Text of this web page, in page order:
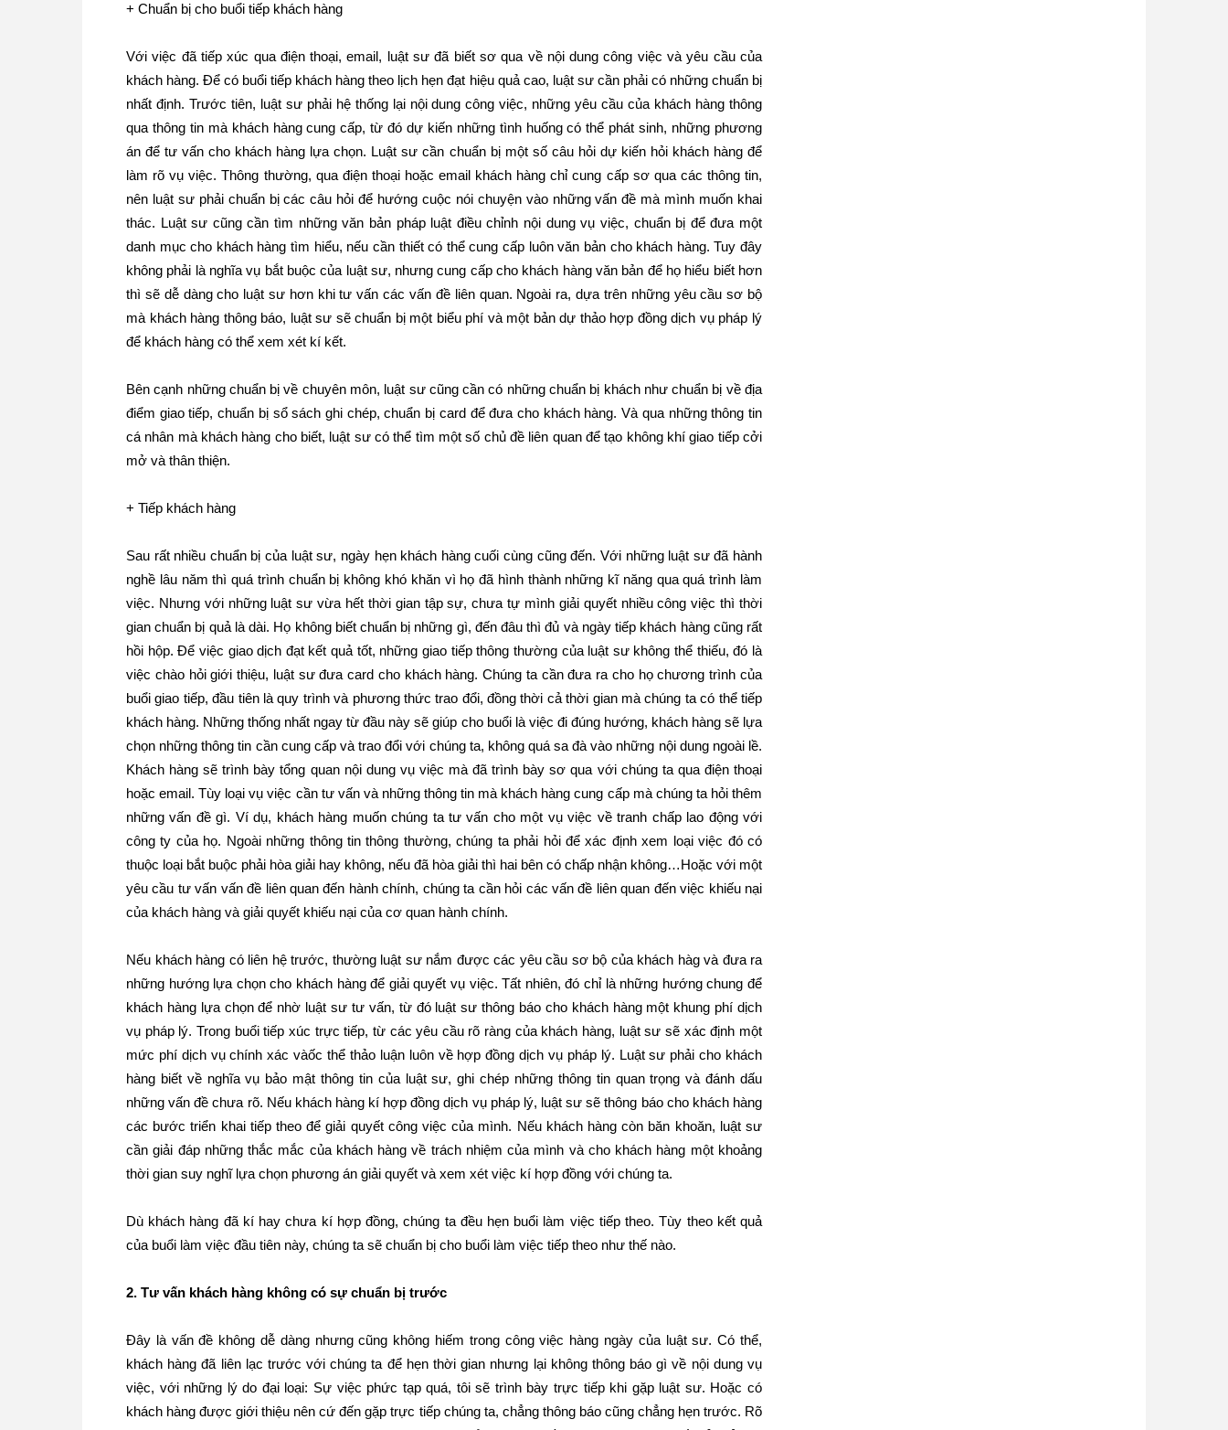
+ Chuẩn bị cho buổi tiếp khách hàng
Với việc đã tiếp xúc qua điện thoại, email, luật sư đã biết sơ qua về nội dung công việc và yêu cầu của
khách hàng. Để có buổi tiếp khách hàng theo lịch hẹn đạt hiệu quả cao, luật sư cần phải có những chuẩn bị
nhất định. Trước tiên, luật sư phải hệ thống lại nội dung công việc, những yêu cầu của khách hàng thông
qua thông tin mà khách hàng cung cấp, từ đó dự kiến những tình huống có thể phát sinh, những phương
án để tư vấn cho khách hàng lựa chọn. Luật sư cần chuẩn bị một số câu hỏi dự kiến hỏi khách hàng để
làm rõ vụ việc. Thông thường, qua điện thoại hoặc email khách hàng chỉ cung cấp sơ qua các thông tin,
nên luật sư phải chuẩn bị các câu hỏi để hướng cuộc nói chuyện vào những vấn đề mà mình muốn khai
thác. Luật sư cũng cần tìm những văn bản pháp luật điều chỉnh nội dung vụ việc, chuẩn bị để đưa một
danh mục cho khách hàng tìm hiểu, nếu cần thiết có thể cung cấp luôn văn bản cho khách hàng. Tuy đây
không phải là nghĩa vụ bắt buộc của luật sư, nhưng cung cấp cho khách hàng văn bản để họ hiểu biết hơn
thì sẽ dễ dàng cho luật sư hơn khi tư vấn các vấn đề liên quan. Ngoài ra, dựa trên những yêu cầu sơ bộ
mà khách hàng thông báo, luật sư sẽ chuẩn bị một biểu phí và một bản dự thảo hợp đồng dịch vụ pháp lý
để khách hàng có thể xem xét kí kết.
Bên cạnh những chuẩn bị về chuyên môn, luật sư cũng cần có những chuẩn bị khách như chuẩn bị về địa
điểm giao tiếp, chuẩn bị sổ sách ghi chép, chuẩn bị card để đưa cho khách hàng. Và qua những thông tin
cá nhân mà khách hàng cho biết, luật sư có thể tìm một số chủ đề liên quan để tạo không khí giao tiếp cởi
mở và thân thiện.
+ Tiếp khách hàng
Sau rất nhiều chuẩn bị của luật sư, ngày hẹn khách hàng cuối cùng cũng đến. Với những luật sư đã hành
nghề lâu năm thì quá trình chuẩn bị không khó khăn vì họ đã hình thành những kĩ năng qua quá trình làm
việc. Nhưng với những luật sư vừa hết thời gian tập sự, chưa tự mình giải quyết nhiều công việc thì thời
gian chuẩn bị quả là dài. Họ không biết chuẩn bị những gì, đến đâu thì đủ và ngày tiếp khách hàng cũng rất
hồi hộp. Để việc giao dịch đạt kết quả tốt, những giao tiếp thông thường của luật sư không thể thiếu, đó là
việc chào hỏi giới thiệu, luật sư đưa card cho khách hàng. Chúng ta cần đưa ra cho họ chương trình của
buổi giao tiếp, đầu tiên là quy trình và phương thức trao đổi, đồng thời cả thời gian mà chúng ta có thể tiếp
khách hàng. Những thống nhất ngay từ đầu này sẽ giúp cho buổi là việc đi đúng hướng, khách hàng sẽ lựa
chọn những thông tin cần cung cấp và trao đổi với chúng ta, không quá sa đà vào những nội dung ngoài lề.
Khách hàng sẽ trình bày tổng quan nội dung vụ việc mà đã trình bày sơ qua với chúng ta qua điện thoại
hoặc email. Tùy loại vụ việc cần tư vấn và những thông tin mà khách hàng cung cấp mà chúng ta hỏi thêm
những vấn đề gì. Ví dụ, khách hàng muốn chúng ta tư vấn cho một vụ việc về tranh chấp lao động với
công ty của họ. Ngoài những thông tin thông thường, chúng ta phải hỏi để xác định xem loại việc đó có
thuộc loại bắt buộc phải hòa giải hay không, nếu đã hòa giải thì hai bên có chấp nhận không…Hoặc với một
yêu cầu tư vấn vấn đề liên quan đến hành chính, chúng ta cần hỏi các vấn đề liên quan đến việc khiếu nại
của khách hàng và giải quyết khiếu nại của cơ quan hành chính.
Nếu khách hàng có liên hệ trước, thường luật sư nắm được các yêu cầu sơ bộ của khách hàg và đưa ra
những hướng lựa chọn cho khách hàng để giải quyết vụ việc. Tất nhiên, đó chỉ là những hướng chung để
khách hàng lựa chọn để nhờ luật sư tư vấn, từ đó luật sư thông báo cho khách hàng một khung phí dịch
vụ pháp lý. Trong buổi tiếp xúc trực tiếp, từ các yêu cầu rõ ràng của khách hàng, luật sư sẽ xác định một
mức phí dịch vụ chính xác vàốc thể thảo luận luôn về hợp đồng dịch vụ pháp lý. Luật sư phải cho khách
hàng biết về nghĩa vụ bảo mật thông tin của luật sư, ghi chép những thông tin quan trọng và đánh dấu
những vấn đề chưa rõ. Nếu khách hàng kí hợp đồng dịch vụ pháp lý, luật sư sẽ thông báo cho khách hàng
các bước triển khai tiếp theo để giải quyết công việc của mình. Nếu khách hàng còn băn khoăn, luật sư
cần giải đáp những thắc mắc của khách hàng về trách nhiệm của mình và cho khách hàng một khoảng
thời gian suy nghĩ lựa chọn phương án giải quyết và xem xét việc kí hợp đồng với chúng ta.
Dù khách hàng đã kí hay chưa kí hợp đồng, chúng ta đều hẹn buổi làm việc tiếp theo. Tùy theo kết quả
của buổi làm việc đầu tiên này, chúng ta sẽ chuẩn bị cho buổi làm việc tiếp theo như thế nào.
2. Tư vấn khách hàng không có sự chuẩn bị trước
Đây là vấn đề không dễ dàng nhưng cũng không hiếm trong công việc hàng ngày của luật sư. Có thể,
khách hàng đã liên lạc trước với chúng ta để hẹn thời gian nhưng lại không thông báo gì về nội dung vụ
việc, với những lý do đại loại: Sự việc phức tạp quá, tôi sẽ trình bày trực tiếp khi gặp luật sư. Hoặc có
khách hàng được giới thiệu nên cứ đến gặp trực tiếp chúng ta, chẳng thông báo cũng chẳng hẹn trước. Rõ